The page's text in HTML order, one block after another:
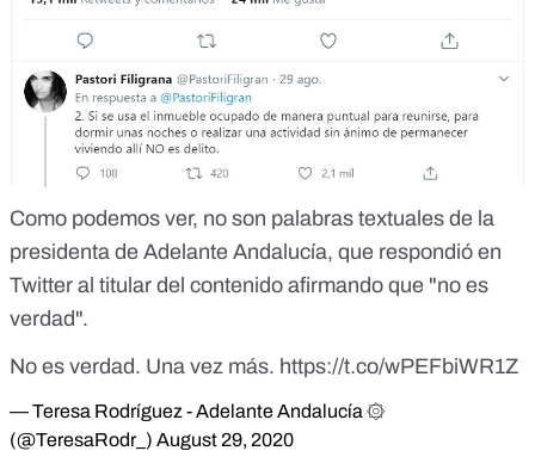
Como podemos ver, no son palabras textuales de la
presidenta de Adelante Andalucía, que respondió en
Twitter al titular del contenido afirmando que "no es
verdad".
No es verdad. Una vez más. https://t.co/wPEFbiWR1Z
— Teresa Rodríguez - Adelante Andalucía ۞
(@TeresaRodr_) August 29, 2020